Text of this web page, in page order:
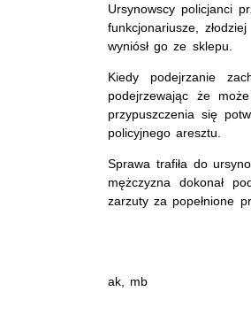
Ursynowscy policjanci
funkcjonariusze,
wyniósł go ze sklepu.
Kiedy podejrzanie
podejrzewając że
przypuszczenia się
policyjnego aresztu.
Sprawa trafiła do
mężczyzna dokonał
zarzuty za popełnione
ak, mb